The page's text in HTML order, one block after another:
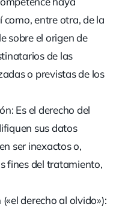
como, entre otra, de la
sobre el origen de
de las
o previstas de los
Es el derecho del
sus datos
ser inexactos o,
fines del tratamiento,
derecho al olvido»):